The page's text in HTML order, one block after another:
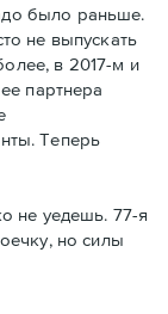
было раньше.
не выпускать
в 2017-м и
партнера
Теперь
не уедешь. 77-я
но силы